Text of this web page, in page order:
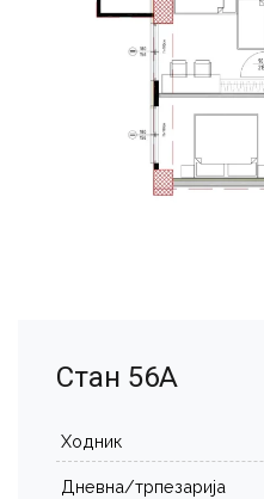
Стан 56А
Ходник
Дневна/трпезарија